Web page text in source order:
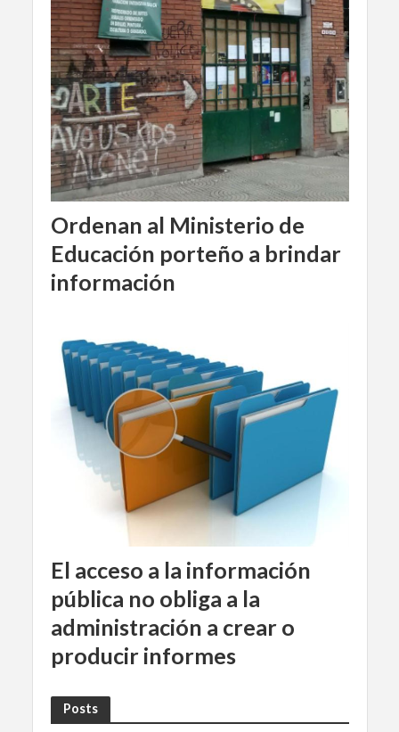
Ordenan al Ministerio de
Educación porteño a brindar
información
El acceso a la información
pública no obliga a la
administración a crear o
producir informes
Posts